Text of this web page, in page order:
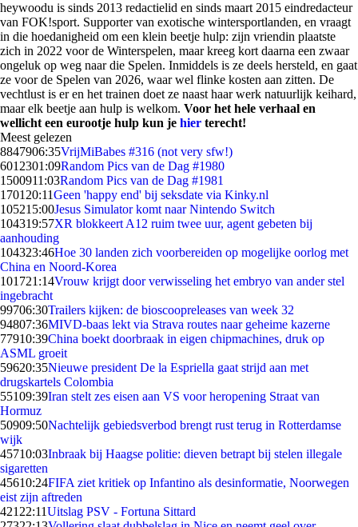
heywoodu is sinds 2013 redactielid en sinds maart 2015 eindredacteur
van FOK!sport. Supporter van exotische wintersportlanden, en vraagt
in die hoedanigheid om een klein beetje hulp: zijn vriendin plaatste
zich in 2022 voor de Winterspelen, maar kreeg kort daarna een zwaar
ongeluk op weg naar die Spelen. Inmiddels is ze deels hersteld, en gaat
ze voor de Spelen van 2026, waar wel flinke kosten aan zitten. De
vechtlust is er en het trainen doet ze naast haar werk natuurlijk keihard,
maar elk beetje aan hulp is welkom. Voor het hele verhaal en
wellicht een eurootje hulp kun je hier terecht!
Meest gelezen
8847906:35VrijMiBabes #316 (not very sfw!)
6012301:09Random Pics van de Dag #1980
1500911:03Random Pics van de Dag #1981
1701 20:11Geen 'happy end' bij seksdate via Kinky.nl
105215:00Jesus Simulator komt naar Nintendo Switch
104319:57XR blokkeert A12 ruim twee uur, agent gebeten bij
aanhouding
104323:46Hoe 30 landen zich voorbereiden op mogelijke oorlog met
China en Noord-Korea
101721:14Vrouw krijgt door verwisseling het embryo van ander stel
ingebracht
99706:30Trailers kijken: de bioscoopreleases van week 32
94807:36MIVD-baas lekt via Strava routes naar geheime kazerne
77910:39China boekt doorbraak in eigen chipmachines, druk op
ASML groeit
59620:35Nieuwe president De la Espriella gaat strijd aan met
drugskartels Colombia
55109:39Iran stelt zes eisen aan VS voor heropening Straat van
Hormuz
50909:50Nachtelijk gebiedsverbod brengt rust terug in Rotterdamse
wijk
45710:03Inbraak bij Haagse politie: dieven betrapt bij stelen illegale
sigaretten
45610:24FIFA ziet kritiek op Infantino als desinformatie, Noorwegen
eist zijn aftreden
421 22:11Uitslag PSV - Fortuna Sittard